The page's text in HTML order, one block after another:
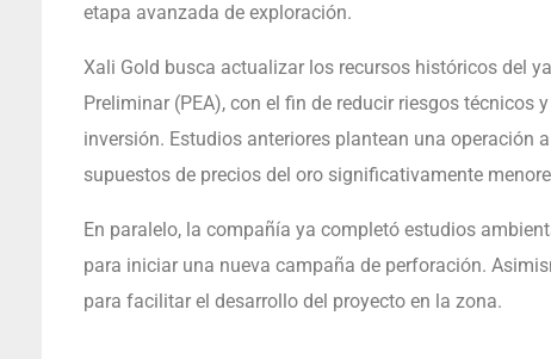
etapa avanzada de exploración.
Xali Gold busca actualizar los recursos históricos del
Preliminar (PEA), con el fin de reducir riesgos
inversión. Estudios anteriores plantean una operación
supuestos de precios del oro significativamente
En paralelo, la compañía ya completó estudios
para iniciar una nueva campaña de perforación.
para facilitar el desarrollo del proyecto en la zona.